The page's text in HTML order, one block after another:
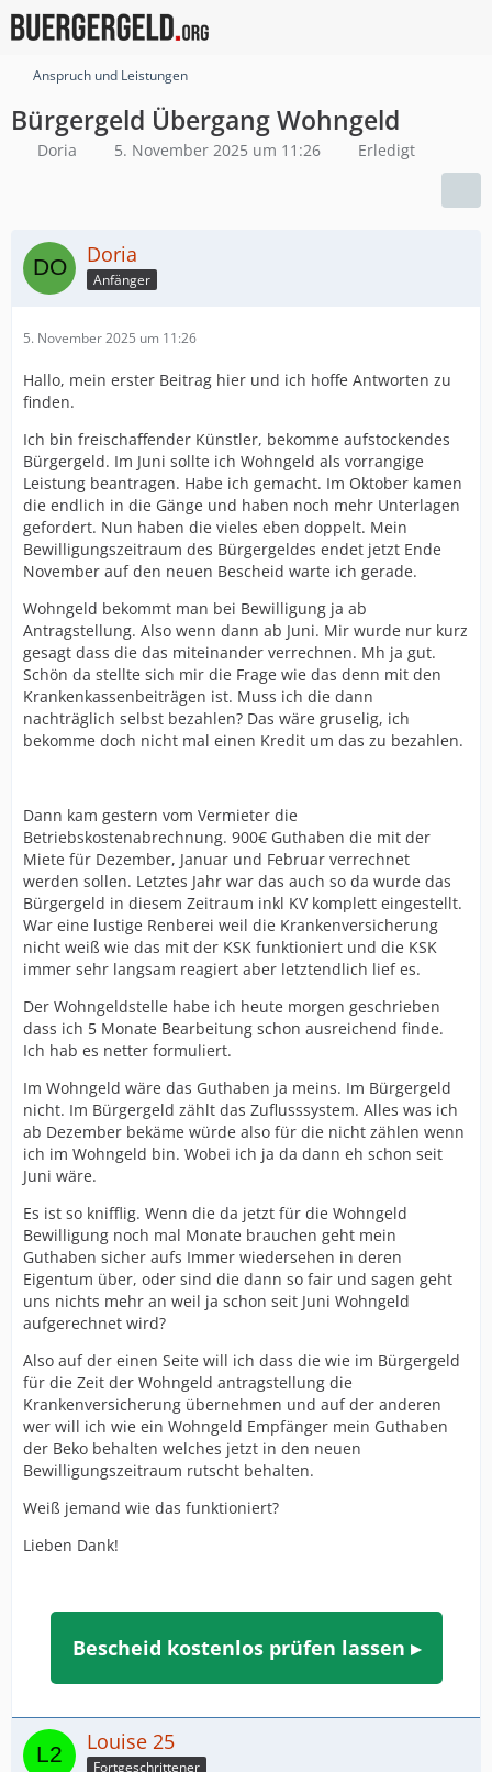
Anspruch und Leistungen
Bürgergeld Übergang Wohngeld
Doria 5. November 2025 um 11:26 Erledigt
Doria
Anfänger
5. November 2025 um 11:26
Hallo, mein erster Beitrag hier und ich hoffe Antworten zu
finden.
Ich bin freischaffender Künstler, bekomme aufstockendes
Bürgergeld. Im Juni sollte ich Wohngeld als vorrangige
Leistung beantragen. Habe ich gemacht. Im Oktober kamen
die endlich in die Gänge und haben noch mehr Unterlagen
gefordert. Nun haben die vieles eben doppelt. Mein
Bewilligungszeitraum des Bürgergeldes endet jetzt Ende
November auf den neuen Bescheid warte ich gerade.
Wohngeld bekommt man bei Bewilligung ja ab
Antragstellung. Also wenn dann ab Juni. Mir wurde nur kurz
gesagt dass die das miteinander verrechnen. Mh ja gut.
Schön da stellte sich mir die Frage wie das denn mit den
Krankenkassenbeiträgen ist. Muss ich die dann
nachträglich selbst bezahlen? Das wäre gruselig, ich
bekomme doch nicht mal einen Kredit um das zu bezahlen.
Dann kam gestern vom Vermieter die
Betriebskostenabrechnung. 900€ Guthaben die mit der
Miete für Dezember, Januar und Februar verrechnet
werden sollen. Letztes Jahr war das auch so da wurde das
Bürgergeld in diesem Zeitraum inkl KV komplett eingestellt.
War eine lustige Renberei weil die Krankenversicherung
nicht weiß wie das mit der KSK funktioniert und die KSK
immer sehr langsam reagiert aber letztendlich lief es.
Der Wohngeldstelle habe ich heute morgen geschrieben
dass ich 5 Monate Bearbeitung schon ausreichend finde.
Ich hab es netter formuliert.
Im Wohngeld wäre das Guthaben ja meins. Im Bürgergeld
nicht. Im Bürgergeld zählt das Zuflusssystem. Alles was ich
ab Dezember bekäme würde also für die nicht zählen wenn
ich im Wohngeld bin. Wobei ich ja da dann eh schon seit
Juni wäre.
Es ist so knifflig. Wenn die da jetzt für die Wohngeld
Bewilligung noch mal Monate brauchen geht mein
Guthaben sicher aufs Immer wiedersehen in deren
Eigentum über, oder sind die dann so fair und sagen geht
uns nichts mehr an weil ja schon seit Juni Wohngeld
aufgerechnet wird?
Also auf der einen Seite will ich dass die wie im Bürgergeld
für die Zeit der Wohngeld antragstellung die
Krankenversicherung übernehmen und auf der anderen
wer will ich wie ein Wohngeld Empfänger mein Guthaben
der Beko behalten welches jetzt in den neuen
Bewilligungszeitraum rutscht behalten.
Weiß jemand wie das funktioniert?
Lieben Dank!
Bescheid kostenlos prüfen lassen ▸
Louise 25
Fortgeschrittener